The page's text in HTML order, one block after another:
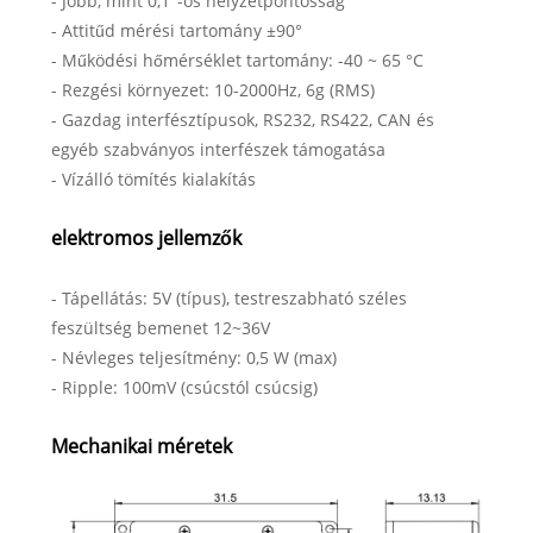
- Attitűd mérési tartomány ±90°
- Működési hőmérséklet tartomány: -40 ~ 65 °C
- Rezgési környezet: 10-2000Hz, 6g (RMS)
- Gazdag interfésztípusok, RS232, RS422, CAN és
egyéb szabványos interfészek támogatása
- Vízálló tömítés kialakítás
elektromos jellemzők
- Tápellátás: 5V (típus), testreszabható széles
feszültség bemenet 12~36V
- Névleges teljesítmény: 0,5 W (max)
- Ripple: 100mV (csúcstól csúcsig)
Mechanikai méretek